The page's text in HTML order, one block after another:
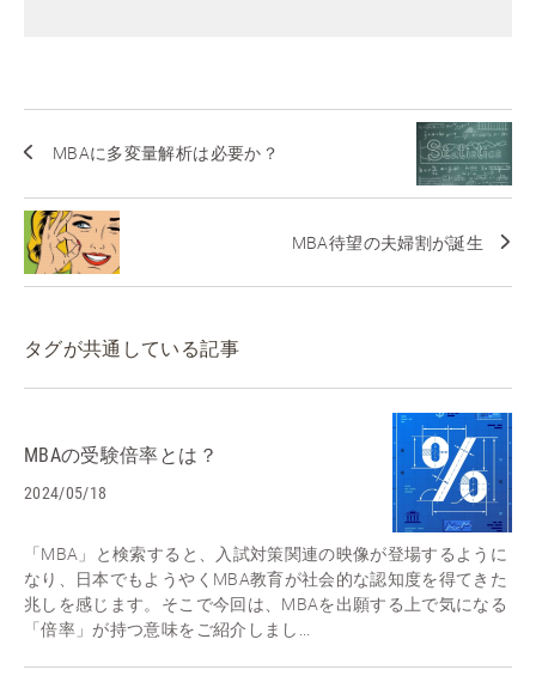
MBAに多変量解析は必要か？
MBA待望の夫婦割が誕生
タグが共通している記事
MBAの受験倍率とは？
2024/05/18
「MBA」と検索すると、入試対策関連の映像が登場するように
なり、日本でもようやくMBA教育が社会的な認知度を得てきた
兆しを感じます。そこで今回は、MBAを出願する上で気になる
「倍率」が持つ意味をご紹介しまし...